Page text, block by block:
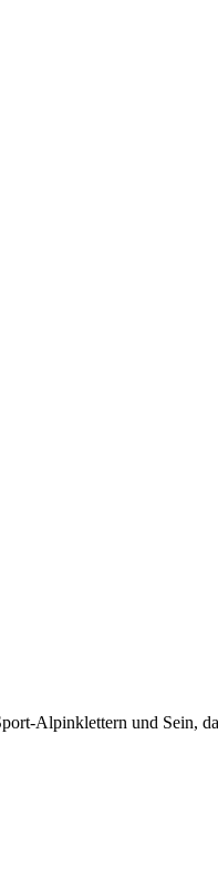
Alpinklettern und Sein,